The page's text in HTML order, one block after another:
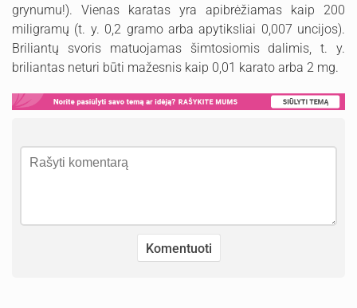
grynumu!). Vienas karatas yra apibrėžiamas kaip 200
miligramų (t. y. 0,2 gramo arba apytiksliai 0,007 uncijos).
Briliantų svoris matuojamas šimtosiomis dalimis, t. y.
briliantas neturi būti mažesnis kaip 0,01 karato arba 2 mg.